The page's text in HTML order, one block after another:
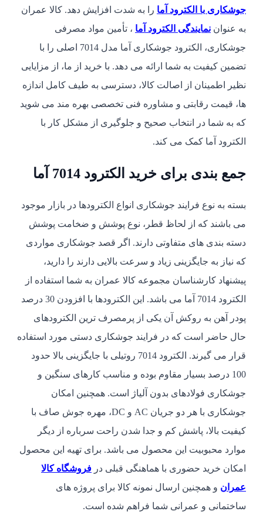
جوشکاری با الکترود آما را به شدت افزایش دهد. کالا عمران
به عنوان نمایندگی الکترود آما ، تأمین مواد مصرفی
جوشکاری، الکترود جوشکاری آما مدل 7014 اصلی را با
تضمین کیفیت به شما ارائه می دهد. با خرید از ما، از مزایایی
نظیر اطمینان از اصالت کالا، دسترسی به طیف کامل اندازه
ها، قیمت رقابتی و مشاوره فنی تخصصی بهره مند می شوید
که به شما در انتخاب صحیح و جلوگیری از مشکل کار با
الکترود آما کمک می کند.
جمع بندی برای خرید الکترود 7014 آما
بسته به نوع فرایند جوشکاری انواع الکترودها در بازار موجود
می باشند که از لحاظ قطر، نوع پوشش و ضخامت پوشش
دسته بندی های متفاوتی دارند. اگر قصد جوشکاری مواردی
که نیاز به جایگزینی زیاد و سرعت بالایی دارند را دارید،
پیشنهاد کارشناسان مجموعه کالا عمران به شما استفاده از
الکترود 7014 آما می باشد. این الکترودها با افزودن 30 درصد
پودر آهن به روکش آن یکی از پرمصرف ترین الکترودهای
حال حاضر است که در فرایند جوشکاری دستی مورد استفاده
قرار می گیرند. الکترود 7014 روتیلی با جایگزینی بالا حدود
100 درصد بسیار مقاوم بوده و مناسب کارهای سنگین و
جوشکاری فولادهای بدون آلیاژ است. همچنین امکان
جوشکاری با هر دو جریان AC و DC، مهره جوش صاف با
کیفیت بالا، پاشش کم و جدا شدن راحت سرباره از دیگر
موارد محبوبیت این محصول می باشد. برای تهیه این محصول
امکان خرید حضوری با هماهنگی قبلی در فروشگاه کالا
عمران و همچنین ارسال نمونه کالا برای پروژه های
ساختمانی و عمرانی شما فراهم شده است.